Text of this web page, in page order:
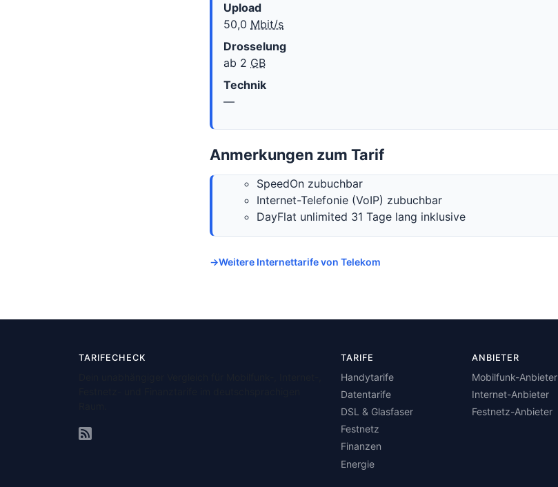
Upload
50,0 Mbit/s
Drosselung
ab 2 GB
Technik
—
Anmerkungen zum Tarif
SpeedOn zubuchbar
Internet-Telefonie (VoIP) zubuchbar
DayFlat unlimited 31 Tage lang inklusive
Weitere Internettarife von Telekom
TARIFECHECK TARIFE
Handytarife
Datentarife
DSL & Glasfaser
Festnetz
Finanzen
Energie
ANBIETER
Mobilfunk-Anbieter
Internet-Anbieter
Festnetz-Anbieter